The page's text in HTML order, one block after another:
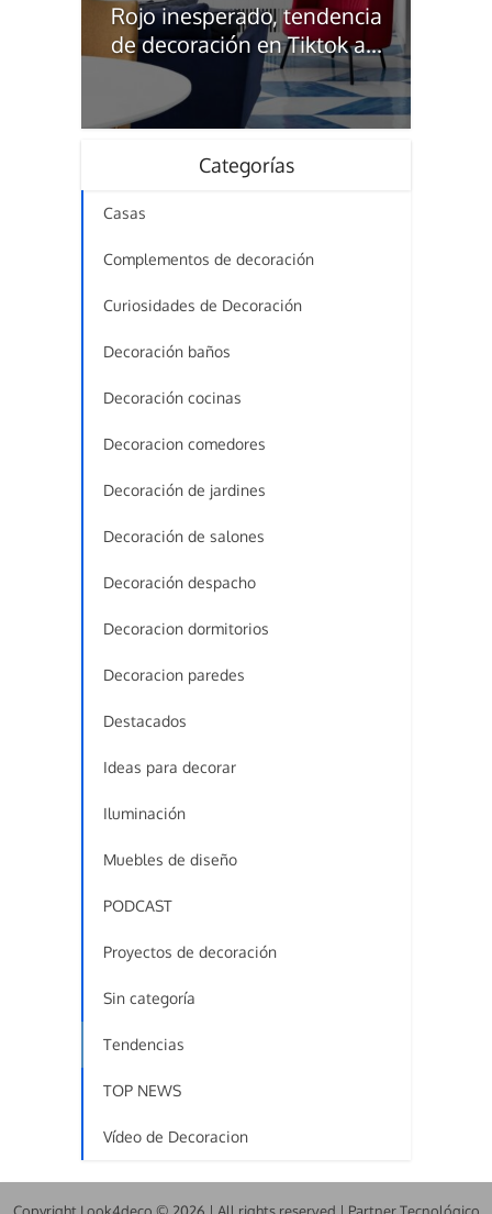
Rojo inesperado, tendencia
de decoración en Tiktok a...
Categorías
Casas
Complementos de decoración
Curiosidades de Decoración
Decoración baños
Decoración cocinas
Decoracion comedores
Decoración de jardines
Decoración de salones
Decoración despacho
Decoracion dormitorios
Decoracion paredes
Destacados
Ideas para decorar
Iluminación
Muebles de diseño
PODCAST
Proyectos de decoración
Sin categoría
Tendencias
TOP NEWS
Vídeo de Decoracion